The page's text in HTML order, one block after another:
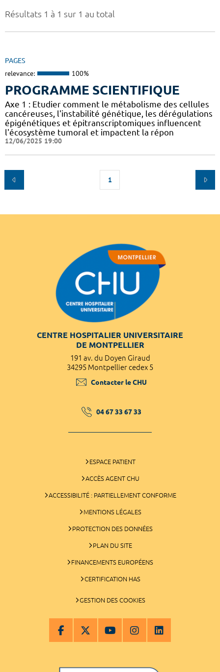
Résultats 1 à 1 sur 1 au total
PAGES
relevance: 100%
PROGRAMME SCIENTIFIQUE
Axe 1 : Etudier comment le métabolisme des cellules
cancéreuses, l'instabilité génétique, les dérégulations
épigénétiques et épitranscriptomiques influencent
l'écosystème tumoral et impactent la répon
12/06/2025 19:00
1
CENTRE HOSPITALIER UNIVERSITAIRE
DE MONTPELLIER
191 av. du Doyen Giraud
34295 Montpellier cedex 5
Contacter le CHU
04 67 33 67 33
ESPACE PATIENT
ACCÈS AGENT CHU
ACCESSIBILITÉ : PARTIELLEMENT CONFORME
MENTIONS LÉGALES
PROTECTION DES DONNÉES
PLAN DU SITE
FINANCEMENTS EUROPÉENS
CERTIFICATION HAS
GESTION DES COOKIES